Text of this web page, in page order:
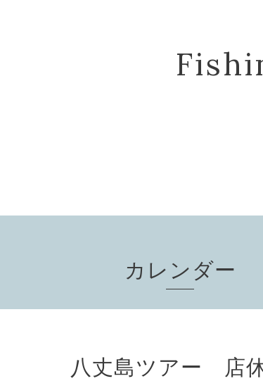
カレンダー
八丈島ツアー 店